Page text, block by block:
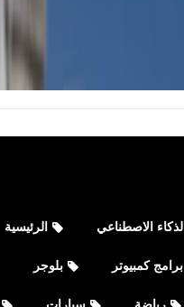
الذكاء الاصطناعي الرئيسية
برامج كمبيوتر بلوجر
رياضة سيارات